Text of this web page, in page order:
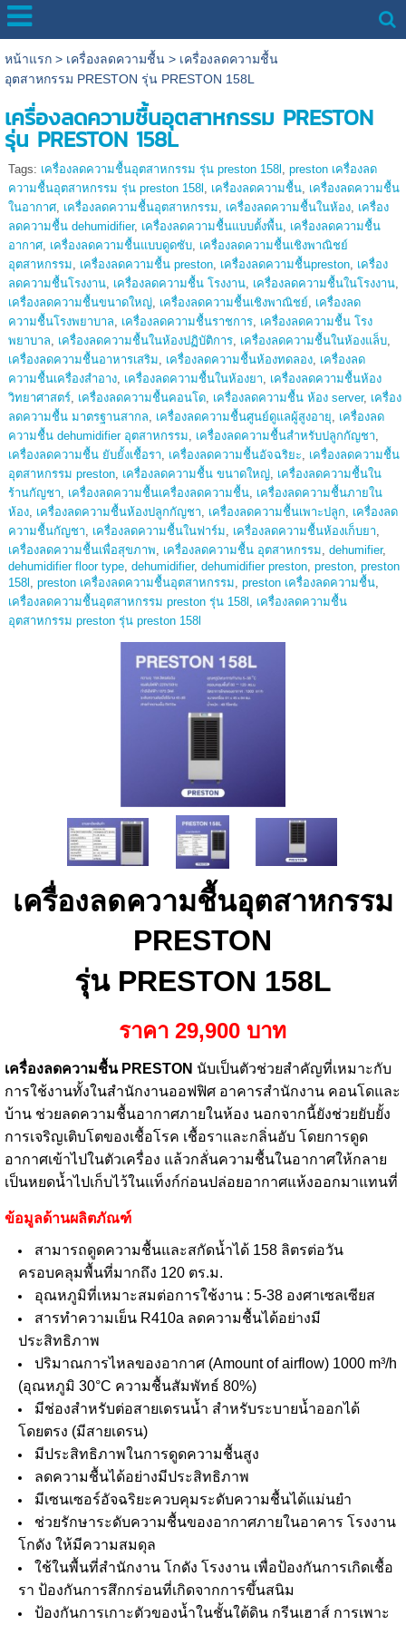
หน้าแรก> เครื่องลดความชื้น> เครื่องลดความชื้น
อุตสาหกรรม PRESTON รุ่น PRESTON 158L
เครื่องลดความชื้นอุตสาหกรรม PRESTON
รุ่น PRESTON 158L
Tags: เครื่องลดความชื้นอุตสาหกรรม รุ่น preston 158l , preston เครื่องลด
ความชื้นอุตสาหกรรม รุ่น preston 158l , เครื่องลดความชื้น, เครื่องลดความชื้น
ในอากาศ, เครื่องลดความชื้นอุตสาหกรรม, เครื่องลดความชื้นในห้อง, เครื่อง
ลดความชื้น dehumidifier, เครื่องลดความชื้นแบบตั้งพื้น, เครื่องลดความชื้น
อากาศ, เครื่องลดความชื้นแบบดูดซับ, เครื่องลดความชื้นเชิงพาณิชย์
อุตสาหกรรม, เครื่องลดความชื้น preston, เครื่องลดความชื้นpreston, เครื่อง
ลดความชื้นโรงงาน, เครื่องลดความชื้น โรงงาน, เครื่องลดความชื้นในโรงงาน,
เครื่องลดความชื้นขนาดใหญ่, เครื่องลดความชื้นเชิงพาณิชย์, เครื่องลด
ความชื้นโรงพยาบาล, เครื่องลดความชื้นราชการ, เครื่องลดความชื้น โรง
พยาบาล, เครื่องลดความชื้นในห้องปฏิบัติการ, เครื่องลดความชื้นในห้องแล็บ,
เครื่องลดความชื้นอาหารเสริม, เครื่องลดความชื้นห้องทดลอง, เครื่องลด
ความชื้นเครื่องสำอาง, เครื่องลดความชื้นในห้องยา, เครื่องลดความชื้นห้อง
วิทยาศาสตร์, เครื่องลดความชื้นคอนโด, เครื่องลดความชื้น ห้อง server, เครื่อง
ลดความชื้น มาตรฐานสากล, เครื่องลดความชื้นศูนย์ดูแลผู้สูงอายุ, เครื่องลด
ความชื้น dehumidifier อุตสาหกรรม, เครื่องลดความชื้นสำหรับปลูกกัญชา,
เครื่องลดความชื้น ยับยั้งเชื้อรา, เครื่องลดความชื้นอัจฉริยะ, เครื่องลดความชื้น
อุตสาหกรรม preston, เครื่องลดความชื้น ขนาดใหญ่, เครื่องลดความชื้นใน
ร้านกัญชา, เครื่องลดความชื้นเครื่องลดความชื้น, เครื่องลดความชื้นภายใน
ห้อง, เครื่องลดความชื้นห้องปลูกกัญชา, เครื่องลดความชื้นเพาะปลูก, เครื่องลด
ความชื้นกัญชา, เครื่องลดความชื้นในฟาร์ม, เครื่องลดความชื้นห้องเก็บยา,
เครื่องลดความชื้นเพื่อสุขภาพ, เครื่องลดความชื้น อุตสาหกรรม, dehumifier,
dehumidifier floor type, dehumidifier, dehumidifier preston, preston, preston
158l , preston เครื่องลดความชื้นอุตสาหกรรม, preston เครื่องลดความชื้น,
เครื่องลดความชื้นอุตสาหกรรม preston รุ่น 158l , เครื่องลดความชื้น
อุตสาหกรรม preston รุ่น preston 158l
เครื่องลดความชื้นอุตสาหกรรม
PRESTON
รุ่น PRESTON 158L
ราคา 29,900 บาท
เครื่องลดความชื้น PRESTON นับเป็นตัวช่วยสำคัญที่เหมาะกับ
การใช้งานทั้งในสำนักงานออฟฟิศ อาคารสำนักงาน คอนโดและ
บ้าน ช่วยลดความชื้นอากาศภายในห้อง นอกจากนี้ยังช่วยยับยั้ง
การเจริญเติบโตของเชื้อโรค เชื้อราและกลิ่นอับ โดยการดูด
อากาศเข้าไปในตัวเครื่อง แล้วกลั่นความชื้นในอากาศให้กลาย
เป็นหยดน้ำไปเก็บไว้ในแท็งก์ก่อนปล่อยอากาศแห้งออกมาแทนที่
ข้อมูลด้านผลิตภัณฑ์
สามารถดูดความชื้นและสกัดน้ำได้ 158 ลิตรต่อวัน
ครอบคลุมพื้นที่มากถึง 120 ตร.ม.
อุณหภูมิที่เหมาะสมต่อการใช้งาน : 5-38 องศาเซลเซียส
สารทำความเย็น R410a ลดความชื้นได้อย่างมี
ประสิทธิภาพ
ปริมาณการไหลของอากาศ (Amount of airflow) 1000 m³/h
(อุณหภูมิ 30°C ความชื้นสัมพัทธ์ 80%)
มีช่องสำหรับต่อสายเดรนน้ำ สำหรับระบายน้ำออกได้
โดยตรง (มีสายเดรน)
มีประสิทธิภาพในการดูดความชื้นสูง
ลดความชื้นได้อย่างมีประสิทธิภาพ
มีเซนเซอร์อัจฉริยะควบคุมระดับความชื้นได้แม่นยำ
ช่วยรักษาระดับความชื้นของอากาศภายในอาคาร โรงงาน
โกดัง ให้มีความสมดุล
ใช้ในพื้นที่สำนักงาน โกดัง โรงงาน เพื่อป้องกันการเกิดเชื้อ
รา ป้องกันการสึกกร่อนที่เกิดจากการขึ้นสนิม
ป้องกันการเกาะตัวของน้ำในชั้นใต้ดิน กรีนเฮาส์ การเพาะ